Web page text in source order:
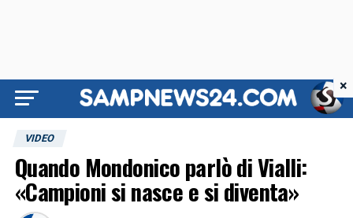
VIDEO
Quando Mondonico parlò di Vialli:
«Campioni si nasce e si diventa»
×